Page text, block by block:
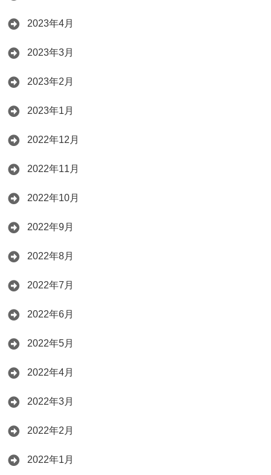
2023年4月
2023年3月
2023年2月
2023年1月
2022年12月
2022年11月
2022年10月
2022年9月
2022年8月
2022年7月
2022年6月
2022年5月
2022年4月
2022年3月
2022年2月
2022年1月